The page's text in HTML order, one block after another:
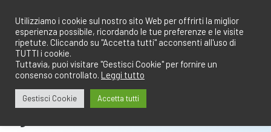
contenuto
Utilizziamo i cookie sul nostro sito Web per offrirti la miglior
esperienza possibile, ricordando le tue preferenze e le visite
ripetute. Cliccando su "Accetta tutti" acconsenti all'uso di
TUTTI i cookie.
Tuttavia, puoi visitare "Gestisci Cookie" per fornire un
consenso controllato. Leggi tutto
Gestisci Cookie Accetta tutti